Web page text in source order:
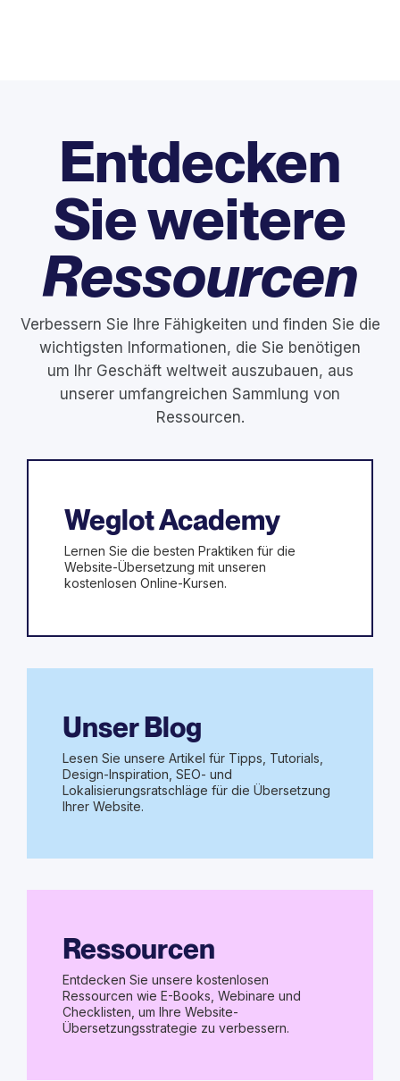
Entdecken
Sie weitere
Ressourcen
Verbessern Sie Ihre Fähigkeiten und finden Sie die
wichtigsten Informationen, die Sie benötigen
um Ihr Geschäft weltweit auszubauen, aus
unserer umfangreichen Sammlung von
Ressourcen.
Weglot Academy
Lernen Sie die besten Praktiken für die
Website-Übersetzung mit unseren
kostenlosen Online-Kursen.
Unser Blog
Lesen Sie unsere Artikel für Tipps, Tutorials,
Design-Inspiration, SEO- und
Lokalisierungsratschläge für die Übersetzung
Ihrer Website.
Ressourcen
Entdecken Sie unsere kostenlosen
Ressourcen wie E-Books, Webinare und
Checklisten, um Ihre Website-
Übersetzungsstrategie zu verbessern.